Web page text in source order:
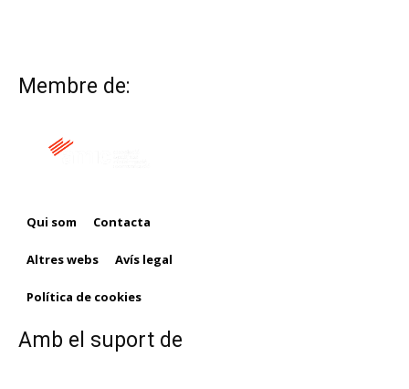
Membre de:
Qui som Contacta
Altres webs Avís legal
Política de cookies
Amb el suport de